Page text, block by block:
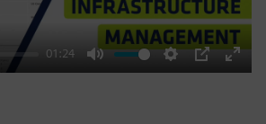
01:24
Mute Settings
PIP
Enter